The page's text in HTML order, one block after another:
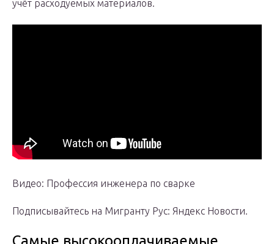
учёт расходуемых материалов.
Видео: Профессия инженера по сварке
Подписывайтесь на Мигранту Рус: Яндекс Новости.